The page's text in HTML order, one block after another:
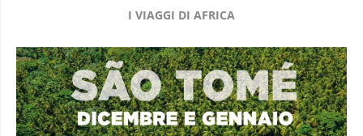
I VIAGGI DI AFRICA